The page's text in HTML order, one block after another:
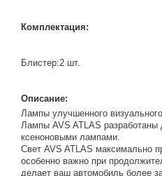
Комплектация:
Блистер:2 шт.
Описание:
Лампы улучшенного
Лампы AVS ATLAS
ксеноновыми лампами.
Cвет AVS ATLAS максимально
особенно важно при
делает ваш автомобиль более